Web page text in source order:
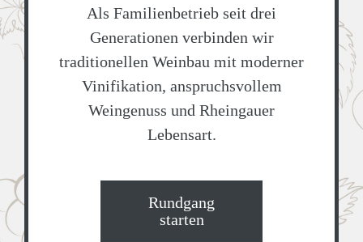
Als Familienbetrieb seit drei
Generationen verbinden wir
traditionellen Weinbau mit moderner
Vinifikation, anspruchsvollem
Weingenuss und Rheingauer
Lebensart.
Rundgang
starten